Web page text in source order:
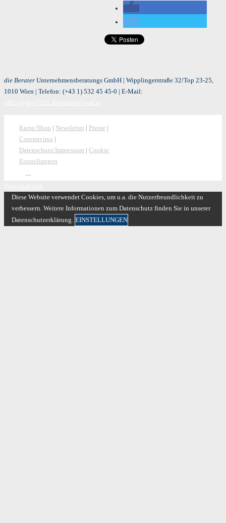
die Berater Unternehmensberatungs GmbH | Wipplingerstraße 32/Top 23-25,
1010 Wien | Telefon: (+43 1) 532 45 45-0 | E-Mail:
Kurse/Shop | Newsletter | Presse |
Coronavirus |
Datenschutz/Impressum | Cookie
Einstellungen
Diese Website verwendet Cookies, um u.a. die Nutzerfreundlichkeit zu
verbessern. Weitere Informationen zum Datenschutz finden Sie in unserer
Datenschutzerklärung. EINSTELLUNGEN